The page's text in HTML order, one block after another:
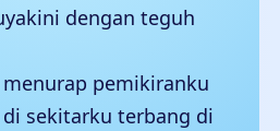
dengan teguh
menurap pemikiranku
di sekitarku terbang di